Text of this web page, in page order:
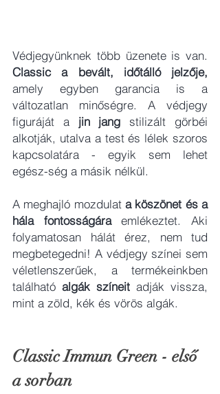
Classic a bevált, időtálló jelzője,
amely egyben garancia is a
változatlan minőségre. A védjegy
figuráját a jin jang stilizált görbéi
alkotják, utalva a test és lélek szoros
kapcsolatára - egyik sem lehet
egész-ség a másik nélkül.
A meghajló mozdulat a köszönet és a
hála fontosságára emlékeztet. Aki
folyamatosan hálát érez, nem tud
megbetegedni! A védjegy színei sem
véletlenszerűek, a termékeinkben
található algák színeit adják vissza,
mint a zöld, kék és vörös algák.
Classic Immun Green - első
a sorban